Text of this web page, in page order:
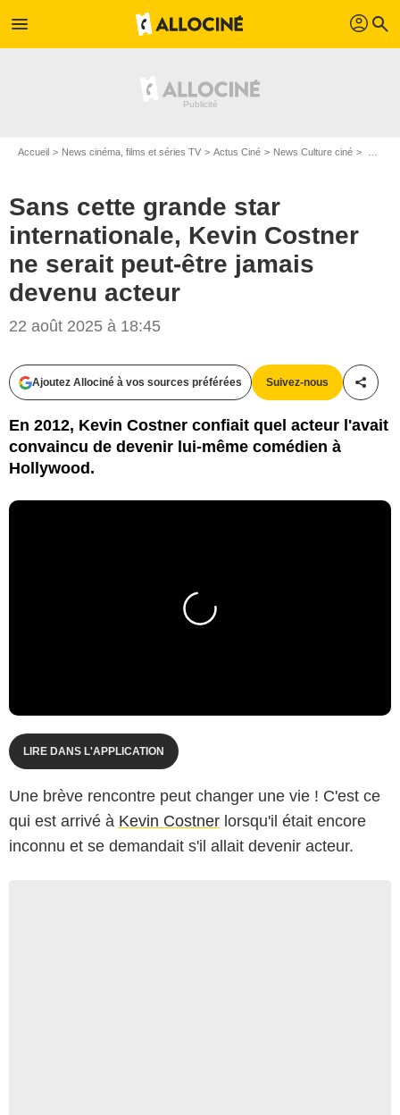
menu profil search
Accueil News cinéma, films et séries TV Actus Ciné News Culture ciné
Sans cette grande star
internationale, Kevin Costner
ne serait peut-être jamais
devenu acteur
22 août 2025 à 18:45
Ajoutez Allociné à vos sources préférées Suivez-nous
En 2012, Kevin Costner confiait quel acteur l'avait
convaincu de devenir lui-même comédien à
Hollywood.
LIRE DANS L'APPLICATION
Une brève rencontre peut changer une vie ! C'est ce
qui est arrivé à Kevin Costner lorsqu'il était encore
inconnu et se demandait s'il allait devenir acteur.